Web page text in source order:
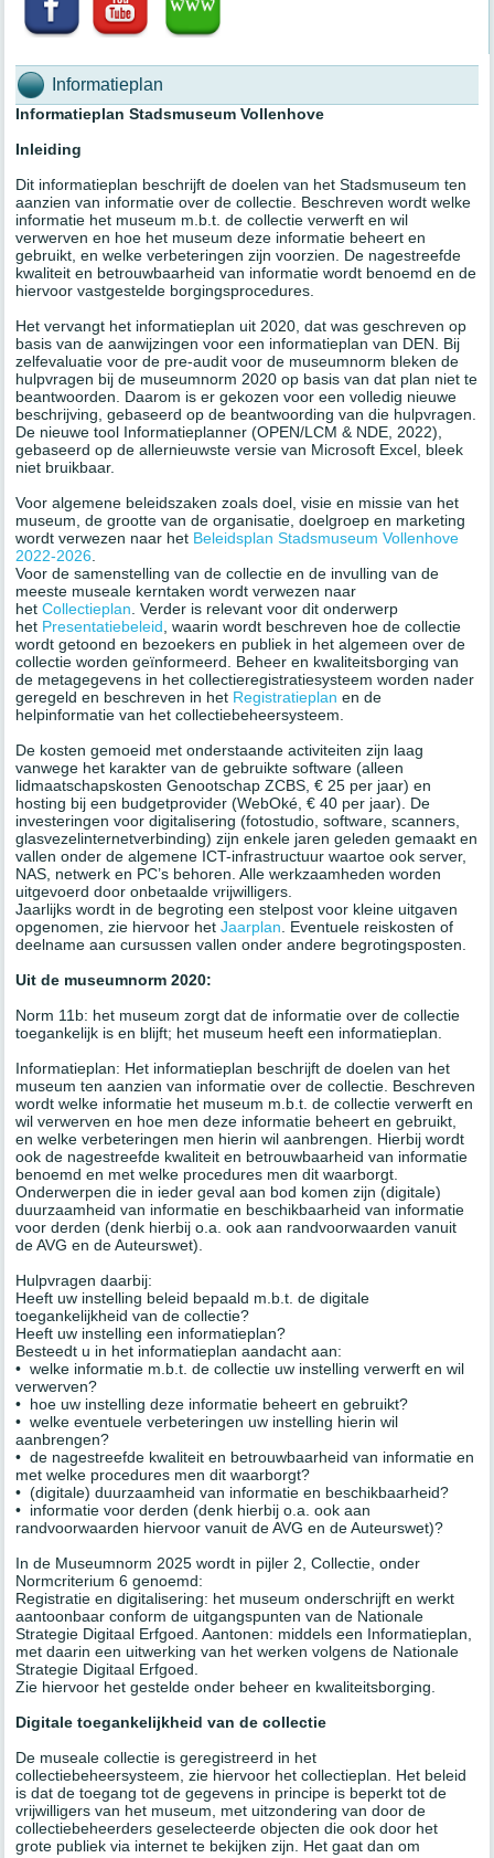
Informatieplan
Informatieplan Stadsmuseum Vollenhove
Inleiding
Dit informatieplan beschrijft de doelen van het Stadsmuseum ten
aanzien van informatie over de collectie. Beschreven wordt welke
informatie het museum m.b.t. de collectie verwerft en wil
verwerven en hoe het museum deze informatie beheert en
gebruikt, en welke verbeteringen zijn voorzien. De nagestreefde
kwaliteit en betrouwbaarheid van informatie wordt benoemd en de
hiervoor vastgestelde borgingsprocedures.
Het vervangt het informatieplan uit 2020, dat was geschreven op
basis van de aanwijzingen voor een informatieplan van DEN. Bij
zelfevaluatie voor de pre-audit voor de museumnorm bleken de
hulpvragen bij de museumnorm 2020 op basis van dat plan niet te
beantwoorden. Daarom is er gekozen voor een volledig nieuwe
beschrijving, gebaseerd op de beantwoording van die hulpvragen.
De nieuwe tool Informatieplanner (OPEN/LCM & NDE, 2022),
gebaseerd op de allernieuwste versie van Microsoft Excel, bleek
niet bruikbaar.
Voor algemene beleidszaken zoals doel, visie en missie van het
museum, de grootte van de organisatie, doelgroep en marketing
wordt verwezen naar het Beleidsplan Stadsmuseum Vollenhove
2022-2026.
Voor de samenstelling van de collectie en de invulling van de
meeste museale kerntaken wordt verwezen naar
hetCollectieplan. Verder is relevant voor dit onderwerp
het Presentatiebeleid, waarin wordt beschreven hoe de collectie
wordt getoond en bezoekers en publiek in het algemeen over de
collectie worden geïnformeerd. Beheer en kwaliteitsborging van
de metagegevens in het collectieregistratiesysteem worden nader
geregeld en beschreven in het Registratieplan en de
helpinformatie van het collectiebeheersysteem.
De kosten gemoeid met onderstaande activiteiten zijn laag
vanwege het karakter van de gebruikte software (alleen
lidmaatschapskosten Genootschap ZCBS, € 25 per jaar) en
hosting bij een budgetprovider (WebOké, € 40 per jaar). De
investeringen voor digitalisering (fotostudio, software, scanners,
glasvezelinternetverbinding) zijn enkele jaren geleden gemaakt en
vallen onder de algemene ICT-infrastructuur waartoe ook server,
NAS, netwerk en PC’s behoren. Alle werkzaamheden worden
uitgevoerd door onbetaalde vrijwilligers.
Jaarlijks wordt in de begroting een stelpost voor kleine uitgaven
opgenomen, zie hiervoor hetJaarplan. Eventuele reiskosten of
deelname aan cursussen vallen onder andere begrotingsposten.
Uit de museumnorm 2020:
Norm 11b: het museum zorgt dat de informatie over de collectie
toegankelijk is en blijft; het museum heeft een informatieplan.
Informatieplan: Het informatieplan beschrijft de doelen van het
museum ten aanzien van informatie over de collectie. Beschreven
wordt welke informatie het museum m.b.t. de collectie verwerft en
wil verwerven en hoe men deze informatie beheert en gebruikt,
en welke verbeteringen men hierin wil aanbrengen. Hierbij wordt
ook de nagestreefde kwaliteit en betrouwbaarheid van informatie
benoemd en met welke procedures men dit waarborgt.
Onderwerpen die in ieder geval aan bod komen zijn (digitale)
duurzaamheid van informatie en beschikbaarheid van informatie
voor derden (denk hierbij o.a. ook aan randvoorwaarden vanuit
de AVG en de Auteurswet).
Hulpvragen daarbij:
Heeft uw instelling beleid bepaald m.b.t. de digitale
toegankelijkheid van de collectie?
Heeft uw instelling een informatieplan?
Besteedt u in het informatieplan aandacht aan:
• welke informatie m.b.t. de collectie uw instelling verwerft en wil
verwerven?
• hoe uw instelling deze informatie beheert en gebruikt?
• welke eventuele verbeteringen uw instelling hierin wil
aanbrengen?
• de nagestreefde kwaliteit en betrouwbaarheid van informatie en
met welke procedures men dit waarborgt?
• (digitale) duurzaamheid van informatie en beschikbaarheid?
• informatie voor derden (denk hierbij o.a. ook aan
randvoorwaarden hiervoor vanuit de AVG en de Auteurswet)?
In de Museumnorm 2025 wordt in pijler 2, Collectie, onder
Normcriterium 6 genoemd:
Registratie en digitalisering: het museum onderschrijft en werkt
aantoonbaar conform de uitgangspunten van de Nationale
Strategie Digitaal Erfgoed. Aantonen: middels een Informatieplan,
met daarin een uitwerking van het werken volgens de Nationale
Strategie Digitaal Erfgoed.
Zie hiervoor het gestelde onder beheer en kwaliteitsborging.
Digitale toegankelijkheid van de collectie
De museale collectie is geregistreerd in het
collectiebeheersysteem, zie hiervoor het collectieplan. Het beleid
is dat de toegang tot de gegevens in principe is beperkt tot de
vrijwilligers van het museum, met uitzondering van door de
collectiebeheerders geselecteerde objecten die ook door het
grote publiek via internet te bekijken zijn. Het gaat dan om